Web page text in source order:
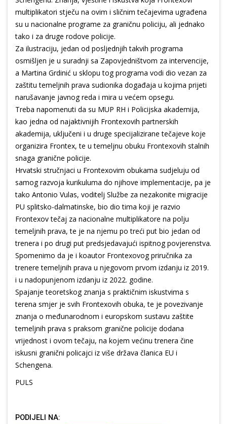
multiplikatori stječu na ovim i sličnim tečajevima ugrađena
su u nacionalne programe za graničnu policiju, ali jednako
tako i za druge rodove policije.
Za ilustraciju, jedan od posljednjih takvih programa
osmišljen je u suradnji sa Zapovjedništvom za intervencije,
a Martina Grdinić u sklopu tog programa vodi dio vezan za
zaštitu temeljnih prava sudionika događaja u kojima prijeti
narušavanje javnog reda i mira u većem opsegu.
Treba napomenuti da su MUP RH i Policijska akademija,
kao jedna od najaktivnijih Frontexovih partnerskih
akademija, uključeni i u druge specijalizirane tečajeve koje
organizira Frontex, te u temeljnu obuku Frontexovih stalnih
snaga granične policije.
Hrvatski stručnjaci u Frontexovim obukama sudjeluju od
samog razvoja kurikuluma do njihove implementacije, pa je
tako Antonio Vulas, voditelj Službe za nezakonite migracije
PU splitsko-dalmatinske, bio dio tima koji je razvio
Frontexov tečaj za nacionalne multiplikatore na polju
temeljnih prava, te je na njemu po treći put bio jedan od
trenera i po drugi put predsjedavajući ispitnog povjerenstva.
Spomenimo da je i koautor Frontexovog priručnika za
trenere temeljnih prava u njegovom prvom izdanju iz 2019.
i u nadopunjenom izdanju iz 2022. godine.
Spajanje teoretskog znanja s praktičnim iskustvima s
terena smjer je svih Frontexovih obuka, te je povezivanje
znanja o međunarodnom i europskom sustavu zaštite
temeljnih prava s praksom granične policije dodana
vrijednost i ovom tečaju, na kojem većinu trenera čine
iskusni granični policajci iz više država članica EU i
Schengena.
PULS
PODIJELI NA: